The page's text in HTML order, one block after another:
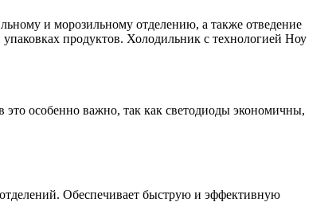
и морозильному отделению, а также отведение
продуктов. Холодильник с технологией Ноу
особенно важно, так как светодиоды экономичны,
Обеспечивает быструю и эффективную